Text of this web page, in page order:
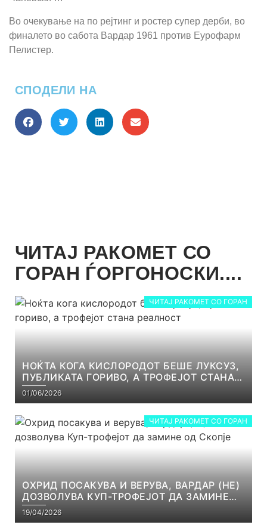
Во очекување на по рејтинг и ростер супер дерби, во
финалето во сабота Вардар 1961 против Еурофарм
Пелистер.
СПОДЕЛИ НА
ЧИТАЈ РАКОМЕТ СО
ГОРАН ЃОРГОНОСКИ....
ЧИТАЈ РАКОМЕТ СО ГОРАН
НОЌТА КОГА КИСЛОРОДОТ БЕШЕ ЛУКСУЗ,
ПУБЛИКАТА ГОРИВО, А ТРОФЕЈОТ СТАНА
РЕАЛНОСТ
01/06/2026
ЧИТАЈ РАКОМЕТ СО ГОРАН
ОХРИД ПОСАКУВА И ВЕРУВА, ВАРДАР (НЕ)
ДОЗВОЛУВА КУП-ТРОФЕЈОТ ДА ЗАМИНЕ
ОД СКОПЈЕ
19/04/2026